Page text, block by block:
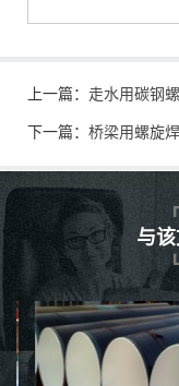
上一篇： 走水用碳钢
下一篇： 桥梁用螺旋
与